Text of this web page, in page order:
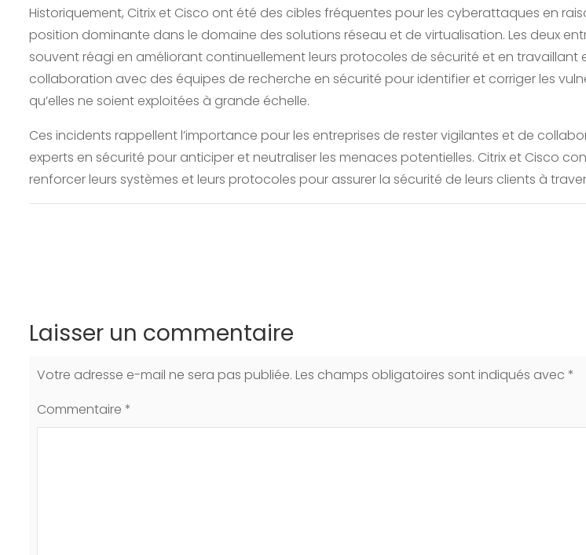
Historiquement, Citrix et Cisco ont été des cibles fréquentes pour les cyberattaques en
position dominante dans le domaine des solutions réseau et de virtualisation. Les deux
souvent réagi en améliorant continuellement leurs protocoles de sécurité et en travaillant
collaboration avec des équipes de recherche en sécurité pour identifier et corriger les
qu’elles ne soient exploitées à grande échelle.
Ces incidents rappellent l’importance pour les entreprises de rester vigilantes et de
experts en sécurité pour anticiper et neutraliser les menaces potentielles. Citrix et Cisco
renforcer leurs systèmes et leurs protocoles pour assurer la sécurité de leurs clients à
Laisser un commentaire
Votre adresse e-mail ne sera pas publiée. Les champs obligatoires sont indiqués avec *
Commentaire *